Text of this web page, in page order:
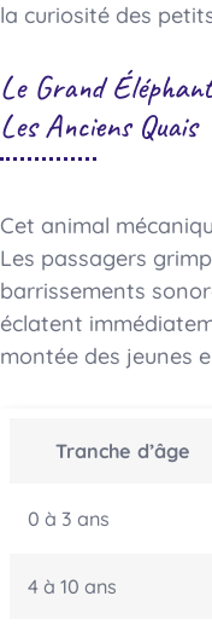
la curiosité des
Le Grand
Les Anciens Quais
Cet animal
Les passagers
barrissements
éclatent
montée des jeunes
Tranche d’âge
0 à 3 ans
4 à 10 ans